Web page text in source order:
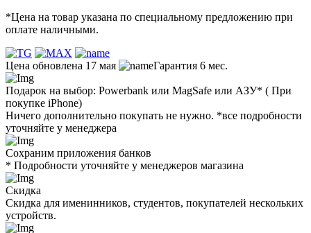
*Цена на товар указана по специальному предложению при
оплате наличными.
Цена обновлена 17 мая Гарантия 6 мес.
Подарок на выбор: Powerbank или MagSafe или AЗУ* ( При
покупке iPhone)
Ничего дополнительно покупать не нужно. *все подробности
уточняйте у менеджера
Сохраним приложения банков
* Подробности уточняйте у менеджеров магазина
Скидка
Скидка для именинников, студентов, покупателей нескольких
устройств.